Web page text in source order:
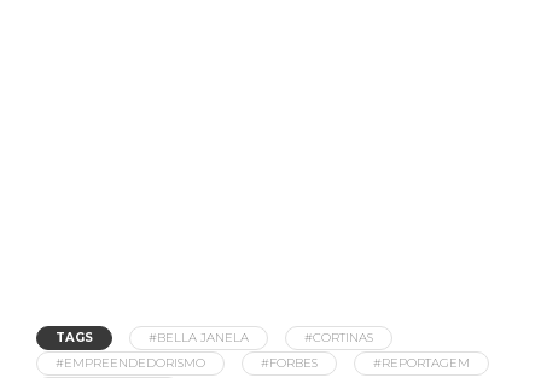
TAGS #BELLA JANELA
#CORTINAS
#EMPREENDEDORISMO
#FORBES
#REPORTAGEM